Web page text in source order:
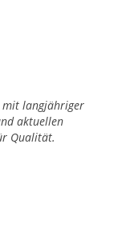
mit langjähriger
aktuellen
Qualität.